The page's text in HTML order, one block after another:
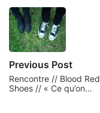
Previous Post
Rencontre // Blood Red
Shoes // « Ce qu’on…